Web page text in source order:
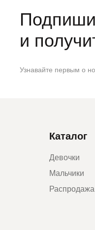
и
Узнавайте первым о
Каталог
Девочки
Мальчики
Распродажа